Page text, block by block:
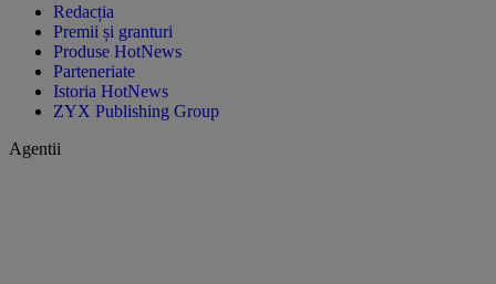
Redacția
Premii și granturi
Produse HotNews
Parteneriate
Istoria HotNews
ZYX Publishing Group
Agentii